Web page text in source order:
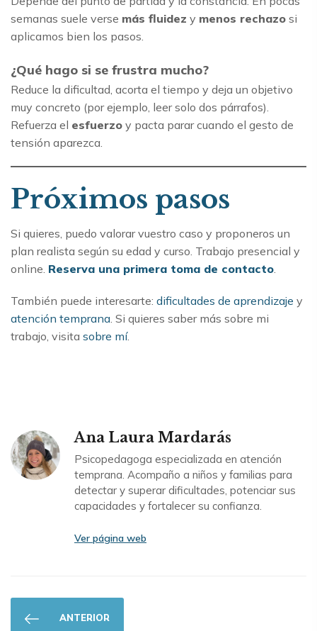
semanas suele verse más fluidez y menos rechazo si
aplicamos bien los pasos.
¿Qué hago si se frustra mucho?
Reduce la dificultad, acorta el tiempo y deja un objetivo
muy concreto (por ejemplo, leer solo dos párrafos).
Refuerza el esfuerzo y pacta parar cuando el gesto de
tensión aparezca.
Próximos pasos
Si quieres, puedo valorar vuestro caso y proponeros un
plan realista según su edad y curso. Trabajo presencial y
online. Reserva una primera toma de contacto.
También puede interesarte: dificultades de aprendizaje y
atención temprana. Si quieres saber más sobre mi
trabajo, visita sobre mí.
Ana Laura Mardarás
Psicopedagoga especializada en atención
temprana. Acompaño a niños y familias para
detectar y superar dificultades, potenciar sus
capacidades y fortalecer su confianza.
Ver página web
ANTERIOR